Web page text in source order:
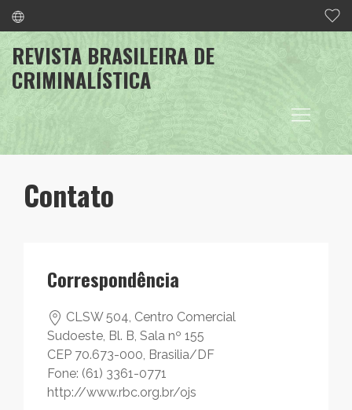
REVISTA BRASILEIRA DE
CRIMINALÍSTICA
Contato
Correspondência
CLSW 504, Centro Comercial
Sudoeste, Bl. B, Sala nº 155
CEP 70.673-000, Brasilia/DF
Fone: (61) 3361-0771
http://www.rbc.org.br/ojs